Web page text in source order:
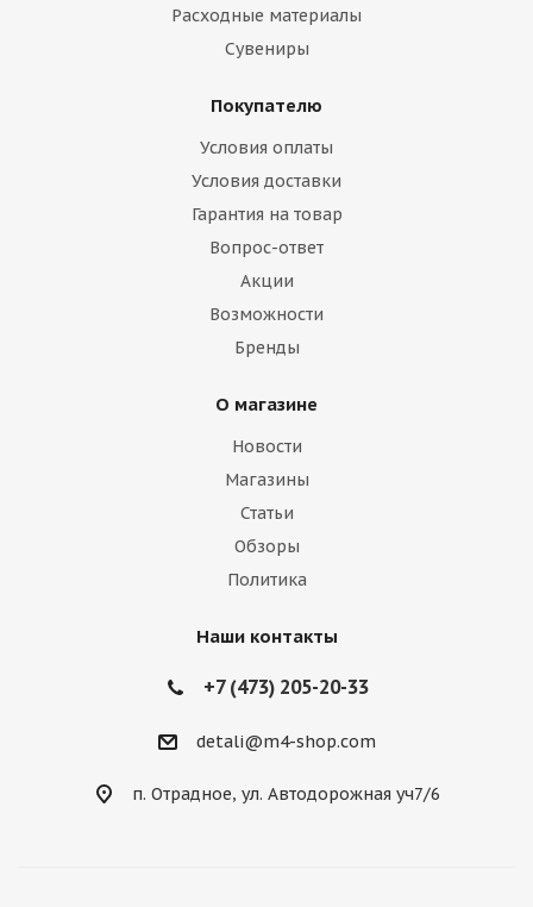
Расходные материалы
Сувениры
Покупателю
Условия оплаты
Условия доставки
Гарантия на товар
Вопрос-ответ
Акции
Возможности
Бренды
О магазине
Новости
Магазины
Статьи
Обзоры
Политика
Наши контакты
+7 (473) 205-20-33
detali@m4-shop.com
п. Отрадное, ул. Автодорожная уч7/6